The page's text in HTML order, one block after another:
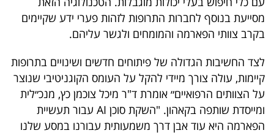
מסייעת בנוסף לחברות התרופות לזהות פערי ידע שקיימים
בקרב צוותי הפארמה והמומחים ולגשר עליהם.
לצד החשיבות הגדולה של פיתוחים חדשים ושינויים בתרופות
קיימות, עולה צורך מיידי להקל על העומס הקוגניטיבי שנוצר
על הצוותים הרפואיים״ אומרת ד"ר מיכל צוכמן כץ, מנכ״לית
ומייסדת שותפה בקאהון. "השקת סוכן AI עבור תעשיית
הפארמה היא עוד אבן דרך משמעותית עבורנו במסע שלנו